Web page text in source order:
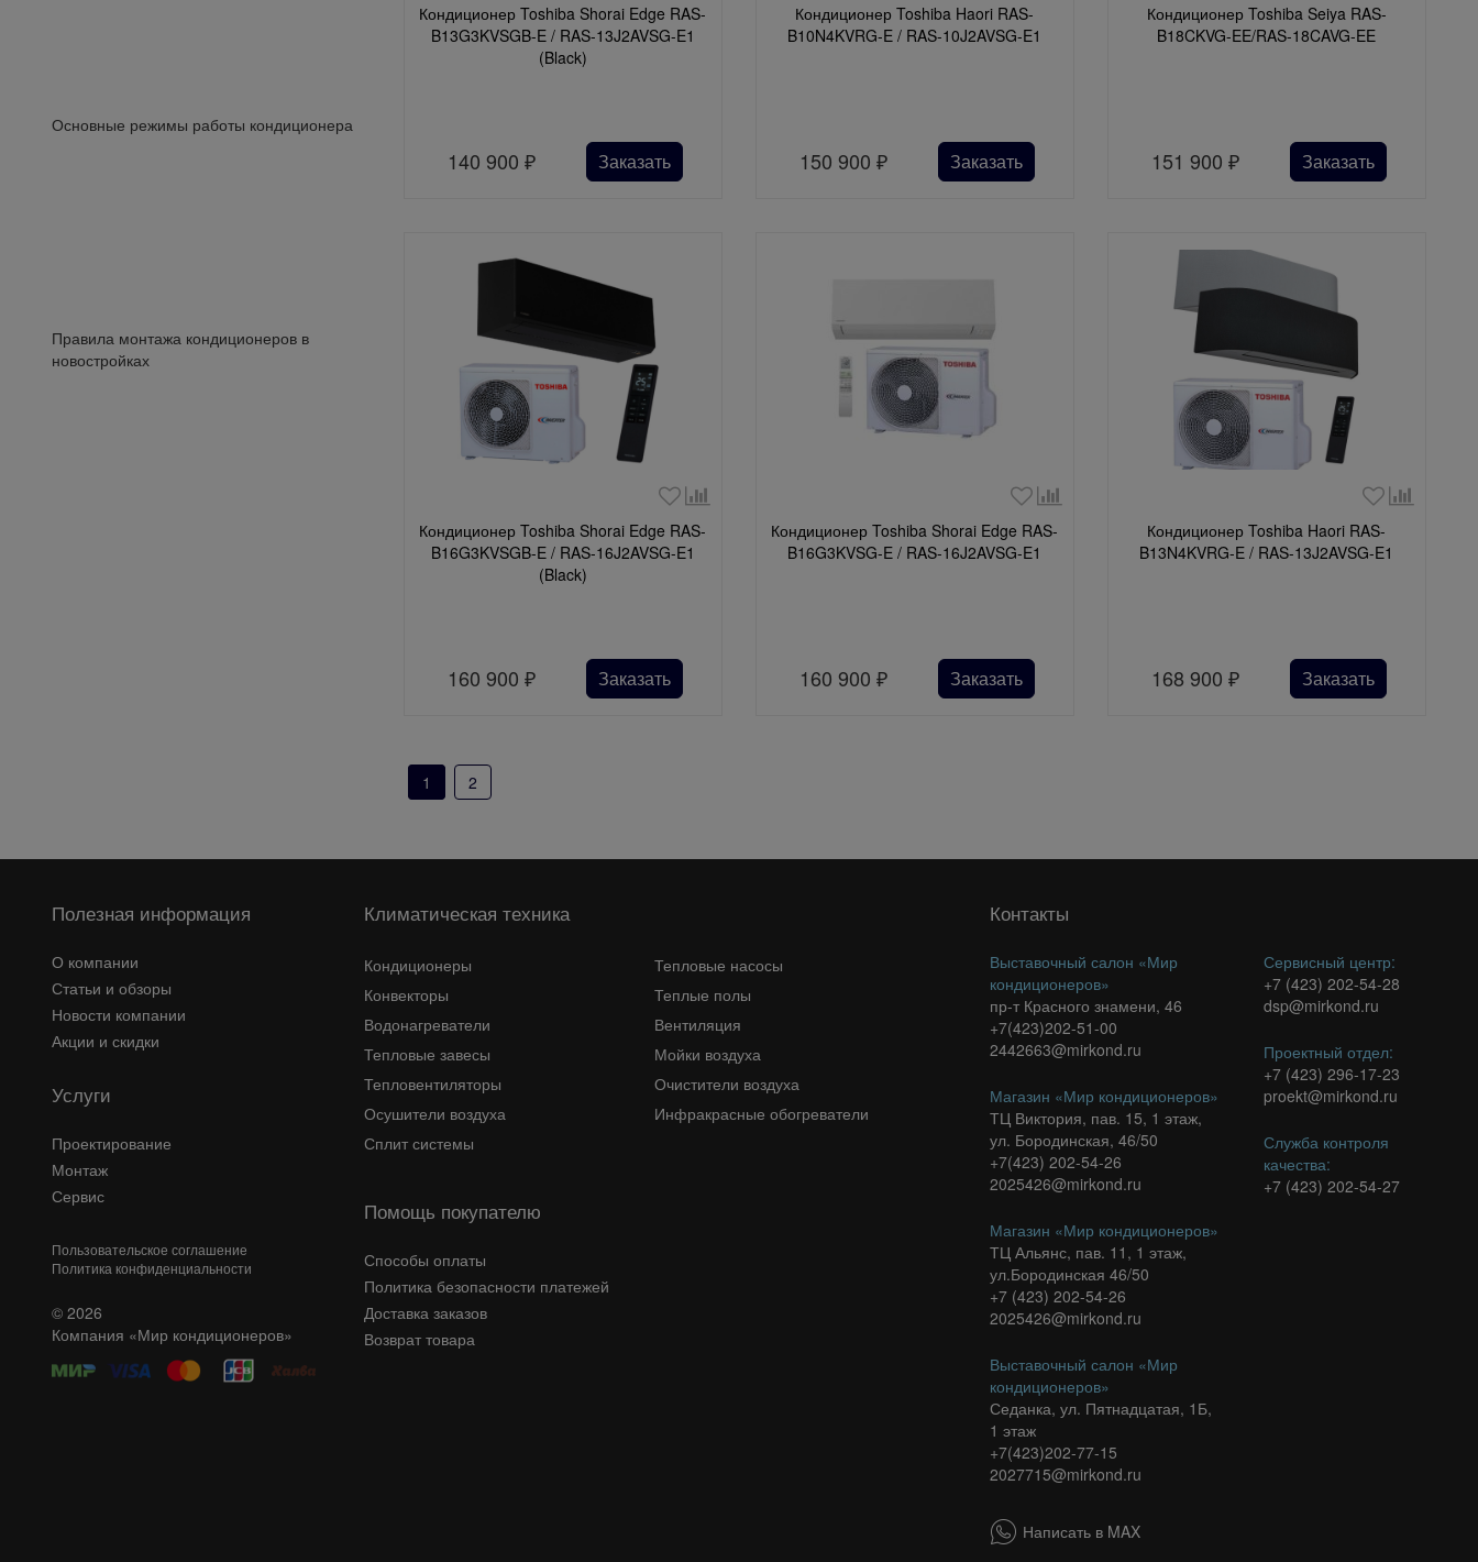
Кондиционер Toshiba Shorai Edge RAS-
B13G3KVSGB-E / RAS-13J2AVSG-E1
(Black)
140 900 ₽ Заказать
Кондиционер Toshiba Haori RAS-
B10N4KVRG-E / RAS-10J2AVSG-E1
150 900 ₽ Заказать
Кондиционер Toshiba Seiya RAS-
B18CKVG-EE/RAS-18CAVG-EE
151 900 ₽ Заказать
Кондиционер Toshiba Shorai Edge RAS-
B16G3KVSGB-E / RAS-16J2AVSG-E1
(Black)
160 900 ₽ Заказать
Кондиционер Toshiba Shorai Edge RAS-
B16G3KVSG-E / RAS-16J2AVSG-E1
160 900 ₽ Заказать
Кондиционер Toshiba Haori RAS-
B13N4KVRG-E / RAS-13J2AVSG-E1
168 900 ₽ Заказать
1 2
Основные режимы работы кондиционера
Правила монтажа кондиционеров в
новостройках
Полезная информация
О компании
Статьи и обзоры
Новости компании
Акции и скидки
Услуги
Проектирование
Монтаж
Сервис
Климатическая техника
Кондиционеры
Тепловые насосы
Конвекторы
Теплые полы
Водонагреватели
Вентиляция
Тепловые завесы
Мойки воздуха
Тепловентиляторы
Очистители воздуха
Осушители воздуха
Инфракрасные обогреватели
Сплит системы
Пользовательское соглашение
Политика конфиденциальности
© 2026
Компания «Мир кондиционеров»
Помощь покупателю
Способы оплаты
Политика безопасности платежей
Доставка заказов
Возврат товара
Контакты
Выставочный салон «Мир
кондиционеров»
пр-т Красного знамени, 46
+7(423)202-51-00
2442663@mirkond.ru
Магазин «Мир кондиционеров»
ТЦ Виктория, пав. 15, 1 этаж,
ул. Бородинская, 46/50
+7(423) 202-54-26
2025426@mirkond.ru
Магазин «Мир кондиционеров»
ТЦ Альянс, пав. 11, 1 этаж,
ул.Бородинская 46/50
+7 (423) 202-54-26
2025426@mirkond.ru
Выставочный салон «Мир
кондиционеров»
Седанка, ул. Пятнадцатая, 1Б,
1 этаж
+7(423)202-77-15
2027715@mirkond.ru
Сервисный центр:
+7 (423) 202-54-28
dsp@mirkond.ru
Проектный отдел:
+7 (423) 296-17-23
proekt@mirkond.ru
Служба контроля
качества:
+7 (423) 202-54-27
Написать в MAX